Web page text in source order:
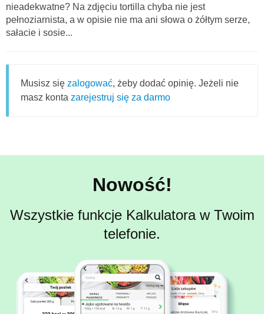
nieadekwatne? Na zdjęciu tortilla chyba nie jest
pełnoziarnista, a w opisie nie ma ani słowa o żółtym serze,
sałacie i sosie...
Musisz się zalogować, żeby dodać opinię. Jeżeli nie
masz konta zarejestruj się za darmo
Nowość!
Wszystkie funkcje Kalkulatora w Twoim
telefonie.